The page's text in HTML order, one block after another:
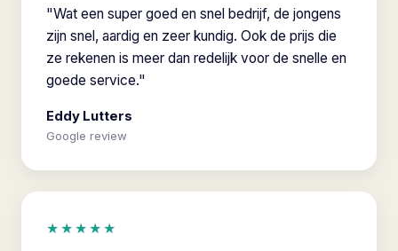
"Wat een super goed en snel bedrijf, de jongens
zijn snel, aardig en zeer kundig. Ook de prijs die
ze rekenen is meer dan redelijk voor de snelle en
goede service."
Eddy Lutters
Google review
★★★★★